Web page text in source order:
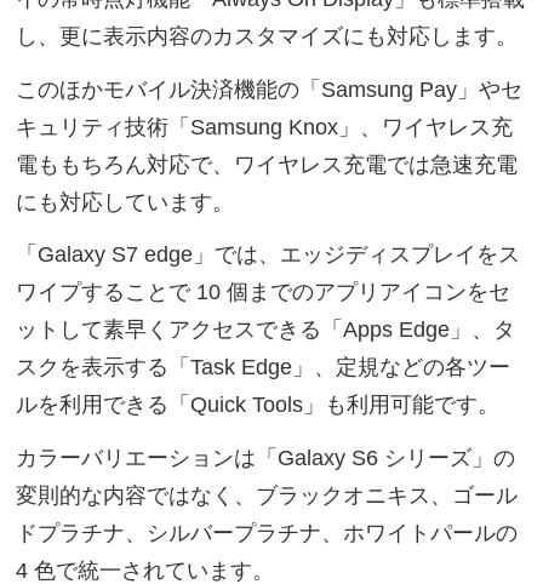
し、更に表示内容のカスタマイズにも対応します。
このほかモバイル決済機能の「Samsung Pay」やセ
キュリティ技術「Samsung Knox」、ワイヤレス充
電ももちろん対応で、ワイヤレス充電では急速充電
にも対応しています。
「Galaxy S7 edge」では、エッジディスプレイをス
ワイプすることで 10 個までのアプリアイコンをセ
ットして素早くアクセスできる「Apps Edge」、タ
スクを表示する「Task Edge」、定規などの各ツー
ルを利用できる「Quick Tools」も利用可能です。
カラーバリエーションは「Galaxy S6 シリーズ」の
変則的な内容ではなく、ブラックオニキス、ゴール
ドプラチナ、シルバープラチナ、ホワイトパールの
4 色で統一されています。